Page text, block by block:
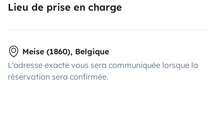
Lieu de prise en charge
Meise (1860), Belgique
L'adresse exacte vous sera communiquée lorsque la
réservation sera confirmée.